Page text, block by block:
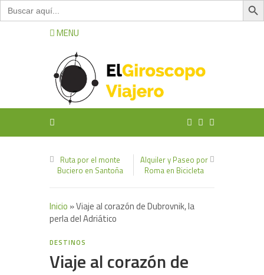
Buscar:
MENU
Ruta por el monte
Buciero en Santoña
Alquiler y Paseo por
Roma en Bicicleta
Inicio »Viaje al corazón de Dubrovnik, la
perla del Adriático
DESTINOS
Viaje al corazón de